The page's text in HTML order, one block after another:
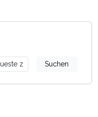
Suchen